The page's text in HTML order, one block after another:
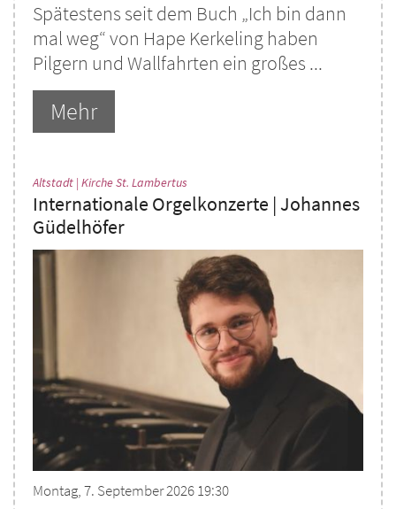
Spätestens seit dem Buch „Ich bin dann
mal weg“ von Hape Kerkeling haben
Pilgern und Wallfahrten ein großes ...
Mehr
Altstadt | Kirche St. Lambertus
Internationale Orgelkonzerte | Johannes
Güdelhöfer
Montag, 7. September 2026 19:30